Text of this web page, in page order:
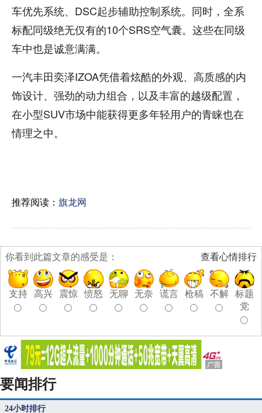
车优先系统、DSC起步辅助控制系统。同时，全系
标配同级绝无仅有的10个SRS空气囊。这些在同级
车中也是诚意满满。
一汽丰田奕泽IZOA凭借着炫酷的外观、高质感的内
饰设计、强劲的动力组合，以及丰富的越级配置，
在小型SUV市场中能获得更多年轻用户的青睐也在
情理之中。
推荐阅读： 旗龙网
查看心情排行
你看到此篇文章的感受是：
支持 高兴 震惊 愤怒 无聊 无奈 谎言 枪稿 不解
标题
党
要闻排行
24小时排行